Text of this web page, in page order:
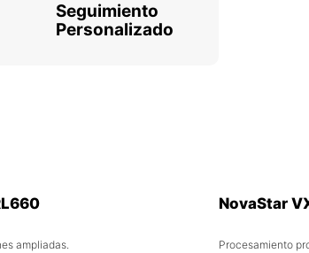
Seguimiento
Personalizado
ampliadas.
NovaStar
Procesamiento